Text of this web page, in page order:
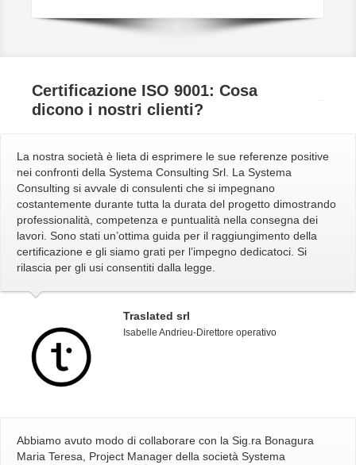
Certificazione ISO 9001: Cosa
dicono i nostri clienti?
La nostra società è lieta di esprimere le sue referenze positive
nei confronti della Systema Consulting Srl. La Systema
Consulting si avvale di consulenti che si impegnano
costantemente durante tutta la durata del progetto dimostrando
professionalità, competenza e puntualità nella consegna dei
lavori. Sono stati un’ottima guida per il raggiungimento della
certificazione e gli siamo grati per l’impegno dedicatoci. Si
rilascia per gli usi consentiti dalla legge.
Traslated srl
Isabelle Andrieu-Direttore operativo
Abbiamo avuto modo di collaborare con la Sig.ra Bonagura
Maria Teresa, Project Manager della società Systema